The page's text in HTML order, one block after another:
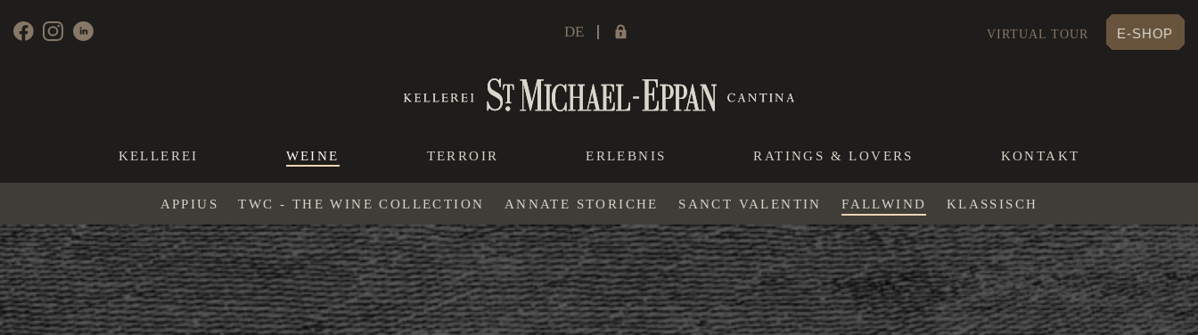
DE VIRTUAL TOUR E-SHOP
KELLEREI WEINE TERROIR ERLEBNIS RATINGS & LOVERS KONTAKT
APPIUS TWC - THE WINE COLLECTION ANNATE STORICHE SANCT VALENTIN FALLWIND KLASSISCH